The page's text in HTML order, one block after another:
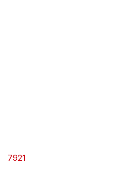
7921